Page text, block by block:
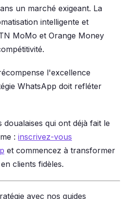
un marché exigeant. La
intelligente et
MoMo et Orange Money
l'excellence
WhatsApp doit refléter
doualaises qui ont déjà fait le
: inscrivez-vous
et commencez à transformer
clients fidèles.
avec nos guides